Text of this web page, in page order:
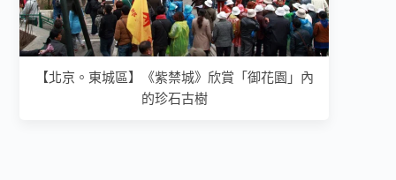
【北京。東城區】《紫禁城》欣賞「御花園」內
的珍石古樹